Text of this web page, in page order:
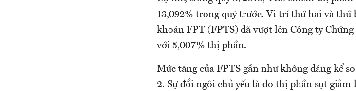
13,092% trong quý trước. Vị trí thứ hai và thứ
khoán FPT (FPTS) đã vượt lên Công ty
với 5,007% thị phần.
Mức tăng của FPTS gần như không đáng kể
2. Sự đổi ngôi chủ yếu là do thị phần sụt